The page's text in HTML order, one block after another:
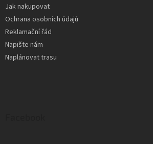
Jak nakupovat
Ochrana osobních údajů
Reklamační řád
Napište nám
Naplánovat trasu